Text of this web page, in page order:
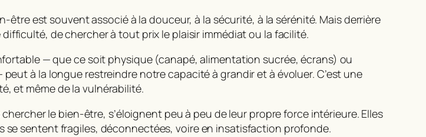
êtreest souvent associé à la douceur, à la sécurité, à la sérénité. Mais derrière
de chercher à tout prix le plaisir immédiatou la facilité.
— que ce soit physique (canapé, alimentation sucrée, écrans) ou
à la longue restreindre notre capacité à grandir et à évoluer. C’est une
et même de la vulnérabilité.
le bien-être, s’éloignent peu à peu de leur propre force intérieure. Elles
se sentent fragiles, déconnectées, voire en insatisfaction profonde.